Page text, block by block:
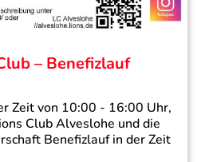
– Benefizlauf
Zeit von 10:00 - 16:00 Uhr,
Club Alveslohe und die
Benefizlauf in der Zeit